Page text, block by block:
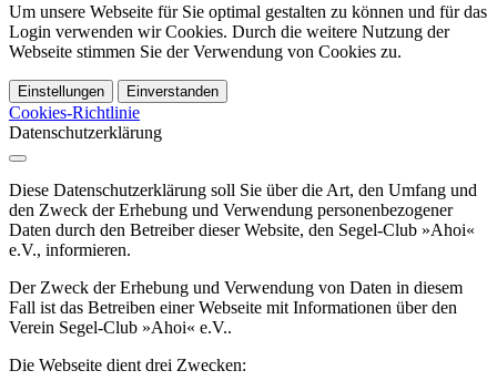
Um unsere Webseite für Sie optimal gestalten zu können und für das
Login verwenden wir Cookies. Durch die weitere Nutzung der
Webseite stimmen Sie der Verwendung von Cookies zu.
Einstellungen Einverstanden
Cookies-Richtlinie
Datenschutzerklärung
Diese Datenschutzerklärung soll Sie über die Art, den Umfang und
den Zweck der Erhebung und Verwendung personenbezogener
Daten durch den Betreiber dieser Website, den Segel-Club »Ahoi«
e.V., informieren.
Der Zweck der Erhebung und Verwendung von Daten in diesem
Fall ist das Betreiben einer Webseite mit Informationen über den
Verein Segel-Club »Ahoi« e.V..
Die Webseite dient drei Zwecken: